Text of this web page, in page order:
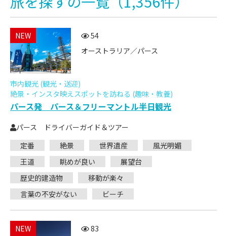
NEW
54
オーストラリア／パース
市内観光 (観光・送迎)
絶景・インスタ映えスポットを訪ねる (趣味・教養)
パース発 パース＆フリーマントル半日観光
パース ドライバーガイド＆ツアー
定番
絶景 世界遺産
風光明媚
王道
眺めが良い
展望台
歴史的建造物
移動が楽々
言葉の不安がない
ビーチ
NEW
83